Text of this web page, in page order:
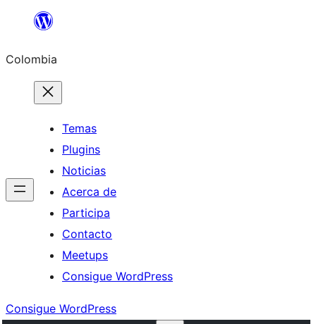
Saltar
contenido
Colombia
Temas
Plugins
Noticias
Acerca de
Participa
Contacto
Meetups
Consigue WordPress
Consigue WordPress